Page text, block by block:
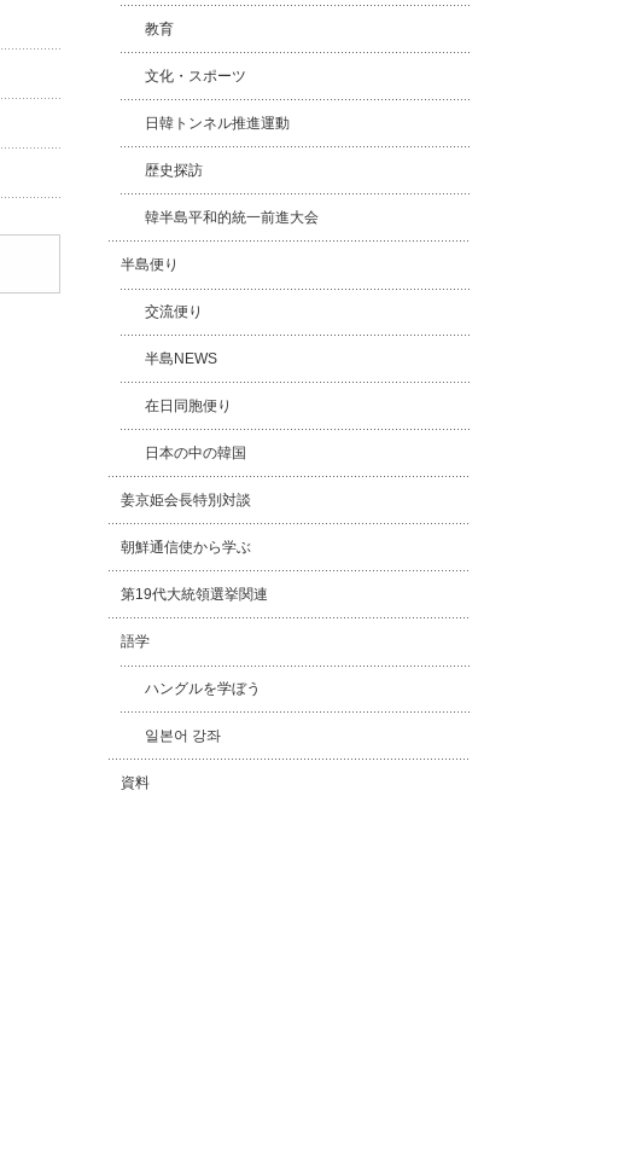
教育
文化・スポーツ
日韓トンネル推進運動
歴史探訪
韓半島平和的統一前進大会
半島便り
交流便り
半島NEWS
在日同胞便り
日本の中の韓国
姜京姫会長特別対談
朝鮮通信使から学ぶ
第19代大統領選挙関連
語学
ハングルを学ぼう
일본어 강좌
資料